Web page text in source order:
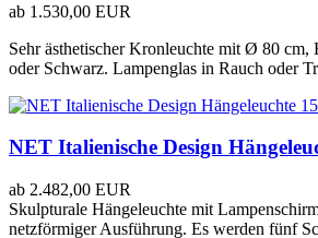
ab 1.530,00 EUR
Sehr ästhetischer Kronleuchte mit Ø 80 cm,
oder Schwarz. Lampenglas in Rauch oder
NET Italienische Design
ab 2.482,00 EUR
Skulpturale Hängeleuchte mit
netzförmiger Ausführung. Es werden fünf